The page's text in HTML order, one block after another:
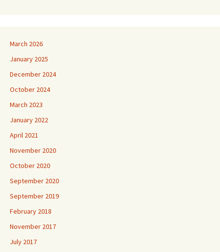
March 2026
January 2025
December 2024
October 2024
March 2023
January 2022
April 2021
November 2020
October 2020
September 2020
September 2019
February 2018
November 2017
July 2017